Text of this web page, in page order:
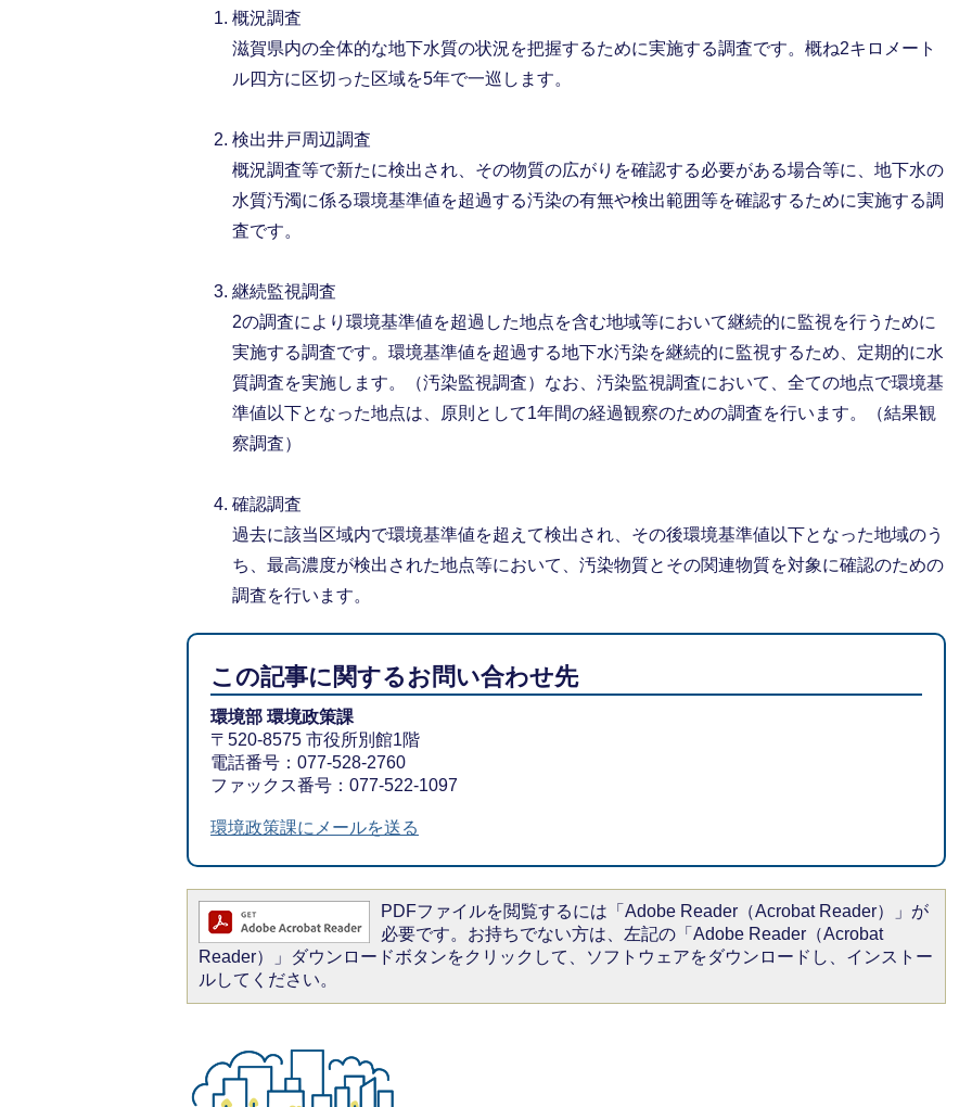
概況調査
滋賀県内の全体的な地下水質の状況を把握するために実施する調査です。概ね2キロメート
ル四方に区切った区域を5年で一巡します。
検出井戸周辺調査
概況調査等で新たに検出され、その物質の広がりを確認する必要がある場合等に、地下水の
水質汚濁に係る環境基準値を超過する汚染の有無や検出範囲等を確認するために実施する調
査です。
継続監視調査
2の調査により環境基準値を超過した地点を含む地域等において継続的に監視を行うために
実施する調査です。環境基準値を超過する地下水汚染を継続的に監視するため、定期的に水
質調査を実施します。（汚染監視調査）なお、汚染監視調査において、全ての地点で環境基
準値以下となった地点は、原則として1年間の経過観察のための調査を行います。（結果観
察調査）
確認調査
過去に該当区域内で環境基準値を超えて検出され、その後環境基準値以下となった地域のう
ち、最高濃度が検出された地点等において、汚染物質とその関連物質を対象に確認のための
調査を行います。
この記事に関するお問い合わせ先
環境部 環境政策課
〒520-8575 市役所別館1階
電話番号：077-528-2760
ファックス番号：077-522-1097
環境政策課にメールを送る
PDFファイルを閲覧するには「Adobe Reader（Acrobat Reader）」が
必要です。お持ちでない方は、左記の「Adobe Reader（Acrobat
Reader）」ダウンロードボタンをクリックして、ソフトウェアをダウンロードし、インストー
ルしてください。